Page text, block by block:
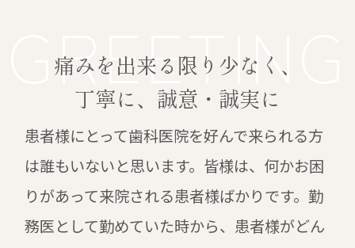
GREETING
痛みを出来る限り少なく、
丁寧に、誠意・誠実に
患者様にとって歯科医院を好んで来られる方
は誰もいないと思います。皆様は、何かお困
りがあって来院される患者様ばかりです。勤
務医として勤めていた時から、患者様がどん